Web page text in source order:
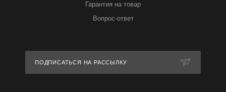
Гарантия на товар
Вопрос-ответ
ПОДПИСАТЬСЯ НА РАССЫЛКУ